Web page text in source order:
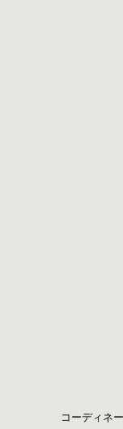
コーディネ